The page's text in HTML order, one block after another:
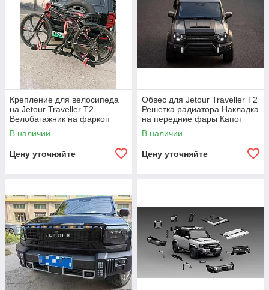
Крепление для велосипеда
на Jetour Traveller T2
Велобагажник на фаркоп
Крепление для велосипеда
на авто Велокрепление
В наличии
Цену уточняйте
Обвес для Jetour Traveller T2
Решетка радиатора Накладка
на передние фары Капот
платформа бампер спойлер
В наличии
Цену уточняйте